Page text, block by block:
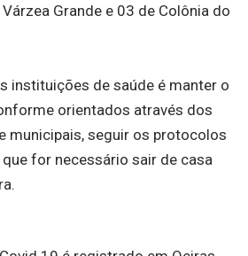
Grande e 03 de Colônia do
instituições de saúde é manter o
orientados através dos
municipais, seguir os protocolos
for necessário sair de casa